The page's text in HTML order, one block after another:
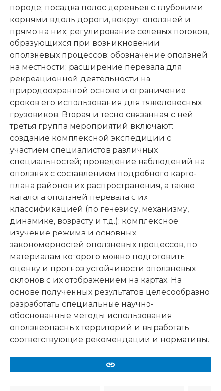
породе; посадка полос деревьев с глубокими
корнями вдоль дороги, вокруг оползней и
прямо на них; регулирование селевых потоков,
образующихся при возникновении
оползневых процессов; обозначение оползней
на местности; расширение перевала для
рекреационной деятельности на
природоохранной основе и ограничение
сроков его использования для тяжеловесных
грузовиков. Вторая и тесно связанная с ней
третья группа мероприятий включают:
создание комплексной экспедиции с
участием специалистов различных
специальностей; проведение наблюдений на
оползнях с составлением подробного карто-
плана районов их распространения, а также
каталога оползней перевала с их
классификацией (по генезису, механизму,
динамике, возрасту и т.д.); комплексное
изучение режима и основных
закономерностей оползневых процессов, по
материалам которого можно подготовить
оценку и прогноз устойчивости оползневых
склонов с их отображением на картах. На
основе полученных результатов целесообразно
разработать специальные научно-
обоснованные методы использования
оползнеопасных территорий и выработать
соответствующие рекомендации и нормативы.